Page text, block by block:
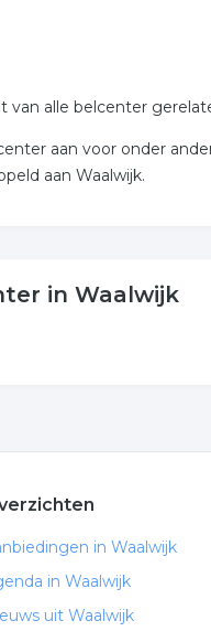
van alle belcenter
aan voor onder
aan Waalwijk.
in Waalwijk
in Waalwijk
in Waalwijk
uit Waalwijk